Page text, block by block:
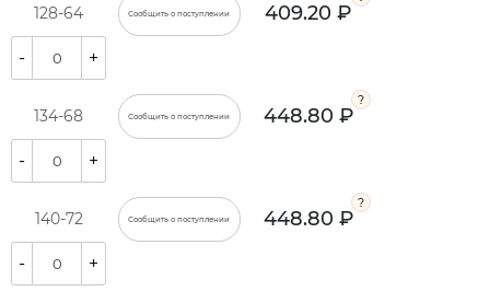
128-64 Сообщить о поступлении 409.20 ₽
- +
134-68 Сообщить о поступлении 448.80 ₽
- +
140-72 Сообщить о поступлении 448.80 ₽
- +